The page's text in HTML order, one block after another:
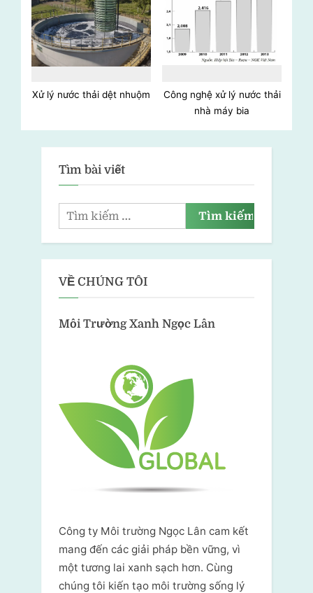
Xử lý nước thải dệt nhuộm
Công nghệ xử lý nước thải
nhà máy bia
Tìm bài viết
VỀ CHÚNG TÔI
Môi Trường Xanh Ngọc Lân
Công ty Môi trường Ngọc Lân cam kết
mang đến các giải pháp bền vững, vì
một tương lai xanh sạch hơn. Cùng
chúng tôi kiến tạo môi trường sống lý